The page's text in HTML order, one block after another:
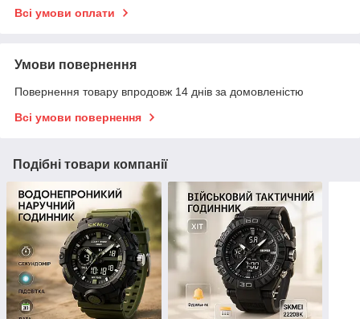
Всі умови оплати
Умови повернення
Повернення товару впродовж 14 днів за домовленістю
Всі умови повернення
Подібні товари компанії